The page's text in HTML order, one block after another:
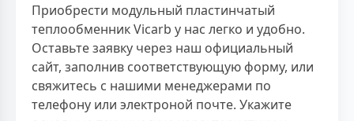
Приобрести модульный пластинчатый
теплообменник Vicarb у нас легко и удобно.
Оставьте заявку через наш официальный
сайт, заполнив соответствующую форму, или
свяжитесь с нашими менеджерами по
телефону или электроной почте. Укажите